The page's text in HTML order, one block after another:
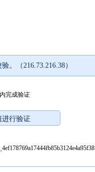
。（216.73.216.38）
完成验证